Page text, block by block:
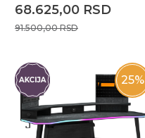
68.625,00 RSD
91.500,00RSD
25%